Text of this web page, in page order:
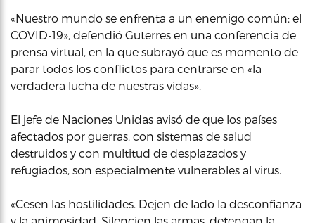
«Nuestro mundo se enfrenta a un enemigo común: el
COVID-19», defendió Guterres en una conferencia de
prensa virtual, en la que subrayó que es momento de
parar todos los conflictos para centrarse en «la
verdadera lucha de nuestras vidas».
El jefe de Naciones Unidas avisó de que los países
afectados por guerras, con sistemas de salud
destruidos y con multitud de desplazados y
refugiados, son especialmente vulnerables al virus.
«Cesen las hostilidades. Dejen de lado la desconfianza